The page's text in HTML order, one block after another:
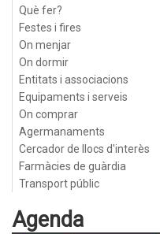
Què fer?
Festes i fires
On menjar
On dormir
Entitats i associacions
Equipaments i serveis
On comprar
Agermanaments
Cercador de llocs d'interès
Farmàcies de guàrdia
Transport públic
Agenda